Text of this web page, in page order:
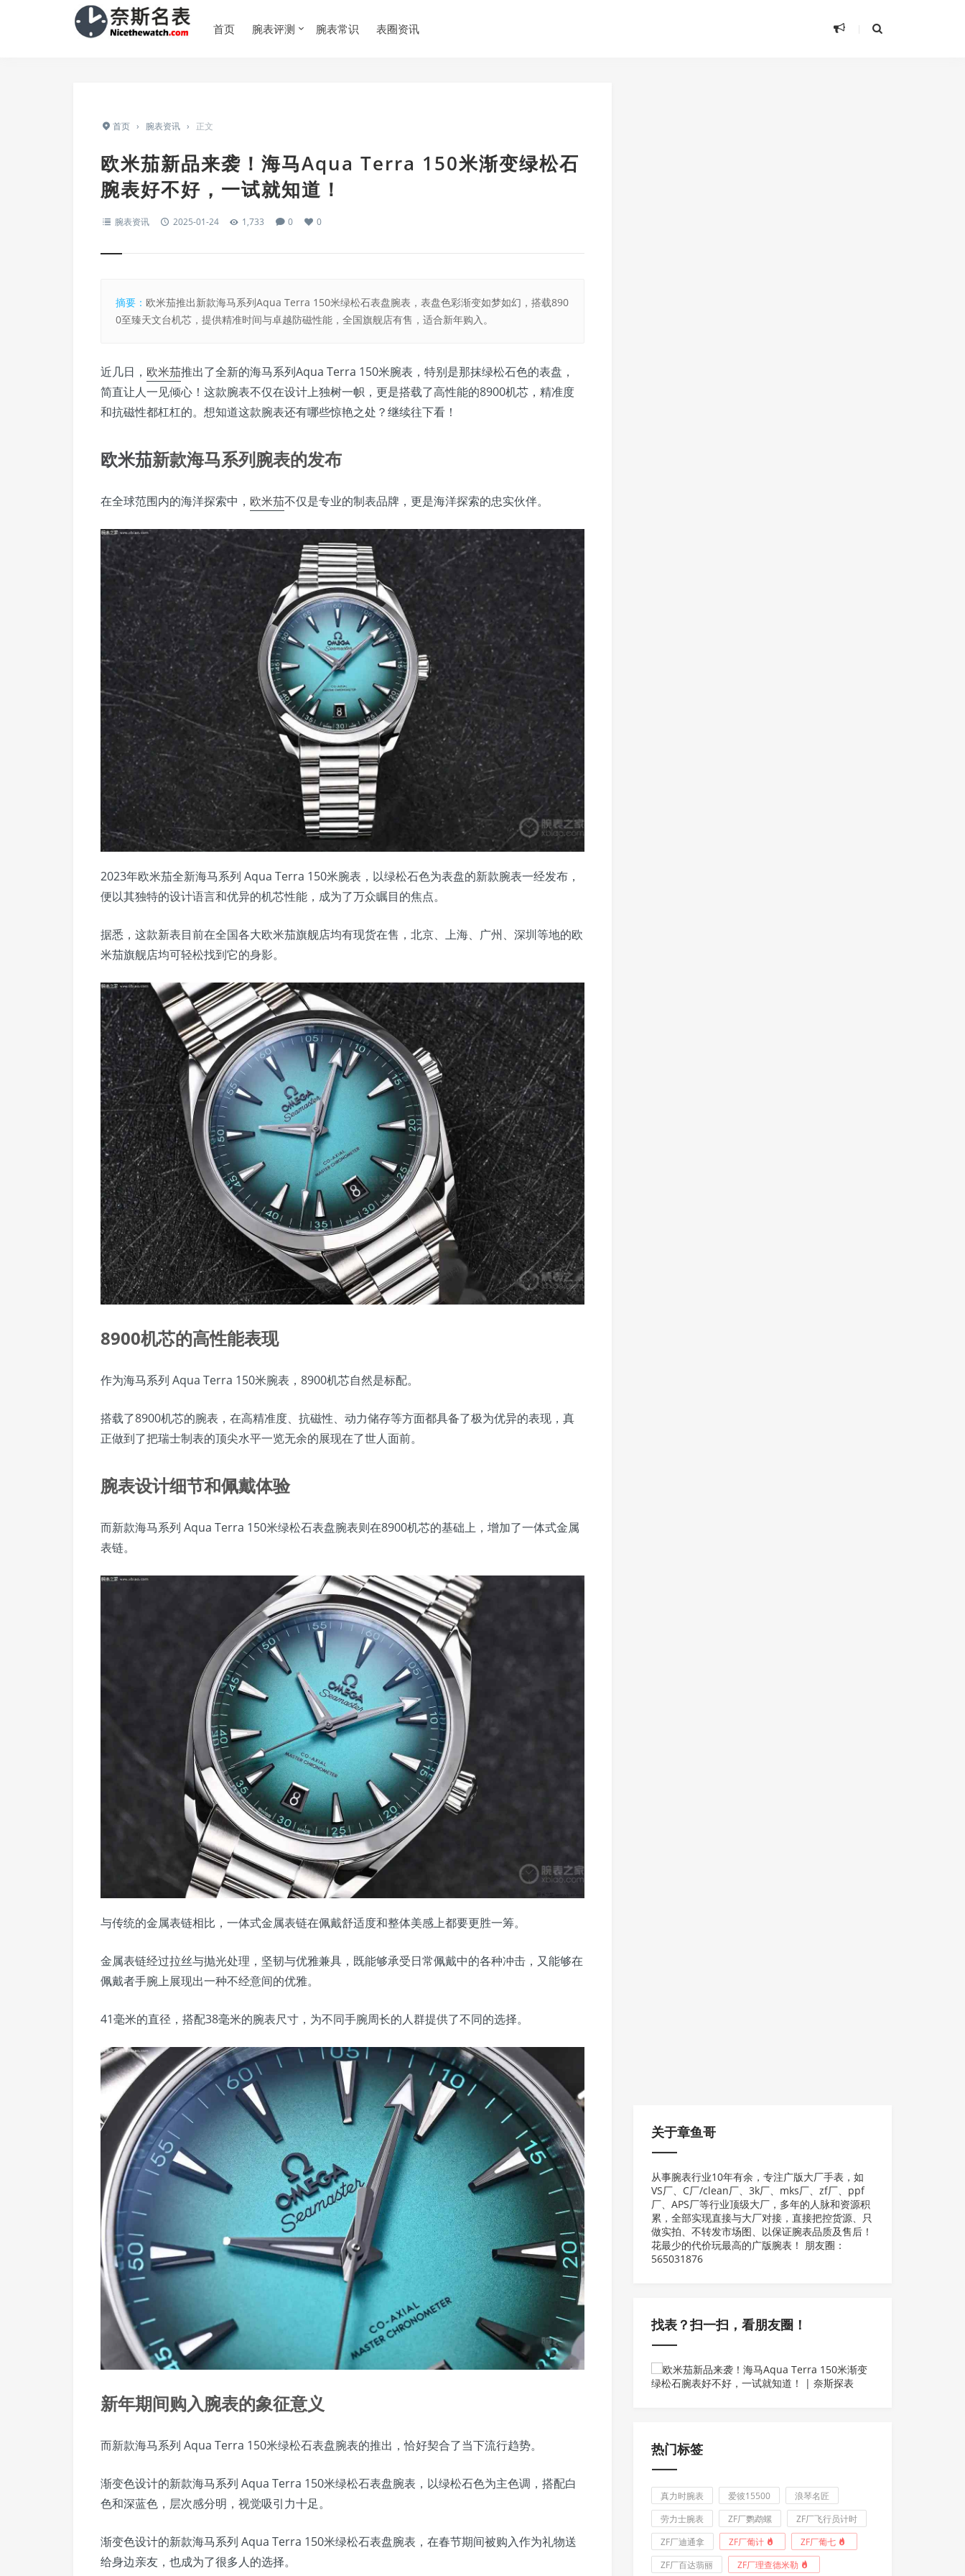
首页 腕表评测 腕表常识 表圈资讯
首页 › 腕表资讯 › 正文
欧米茄新品来袭！海马Aqua Terra 150米渐变绿松石
腕表好不好，一试就知道！
腕表资讯 2025-01-24 1,733 0 0
摘要： 欧米茄推出新款海马系列Aqua Terra 150米绿松石表盘腕表，表盘色彩渐变如梦如幻，搭载890
0至臻天文台机芯，提供精准时间与卓越防磁性能，全国旗舰店有售，适合新年购入。
近几日， 欧米茄推出了全新的海马系列Aqua Terra 150米腕表，特别是那抹绿松石色的表盘，
简直让人一见倾心！这款腕表不仅在设计上独树一帜，更是搭载了高性能的8900机芯，精准度
和抗磁性都杠杠的。想知道这款腕表还有哪些惊艳之处？继续往下看！
欧米茄新款海马系列腕表的发布
在全球范围内的海洋探索中， 欧米茄不仅是专业的制表品牌，更是海洋探索的忠实伙伴。
2023年欧米茄全新海马系列 Aqua Terra 150米腕表，以绿松石色为表盘的新款腕表一经发布，
便以其独特的设计语言和优异的机芯性能，成为了万众瞩目的焦点。
据悉，这款新表目前在全国各大欧米茄旗舰店均有现货在售，北京、上海、广州、深圳等地的欧
米茄旗舰店均可轻松找到它的身影。
8900机芯的高性能表现
作为海马系列 Aqua Terra 150米腕表，8900机芯自然是标配。
搭载了8900机芯的腕表，在高精准度、抗磁性、动力储存等方面都具备了极为优异的表现，真
正做到了把瑞士制表的顶尖水平一览无余的展现在了世人面前。
腕表设计细节和佩戴体验
而新款海马系列 Aqua Terra 150米绿松石表盘腕表则在8900机芯的基础上，增加了一体式金属
表链。
与传统的金属表链相比，一体式金属表链在佩戴舒适度和整体美感上都要更胜一筹。
金属表链经过拉丝与抛光处理，坚韧与优雅兼具，既能够承受日常佩戴中的各种冲击，又能够在
佩戴者手腕上展现出一种不经意间的优雅。
41毫米的直径，搭配38毫米的腕表尺寸，为不同手腕周长的人群提供了不同的选择。
新年期间购入腕表的象征意义
而新款海马系列 Aqua Terra 150米绿松石表盘腕表的推出，恰好契合了当下流行趋势。
渐变色设计的新款海马系列 Aqua Terra 150米绿松石表盘腕表，以绿松石色为主色调，搭配白
色和深蓝色，层次感分明，视觉吸引力十足。
渐变色设计的新款海马系列 Aqua Terra 150米绿松石表盘腕表，在春节期间被购入作为礼物送
给身边亲友，也成为了很多人的选择。
关于章鱼哥
从事腕表行业10年有余，专注广版大厂手表，如
VS厂、C厂/clean厂、3k厂、mks厂、zf厂、ppf
厂、APS厂等行业顶级大厂，多年的人脉和资源积
累，全部实现直接与大厂对接，直接把控货源、只
做实拍、不转发市场图、以保证腕表品质及售后！
花最少的代价玩最高的广版腕表！ 朋友圈：
565031876
找表？扫一扫，看朋友圈！
热门标签
真力时腕表 爱彼15500
浪琴名匠
劳力士腕表
ZF厂鹦鹉螺
ZF厂飞行员计时
ZF厂迪通拿
ZF厂葡计
ZF厂葡七
ZF厂百达翡丽
ZF厂理查德米勒